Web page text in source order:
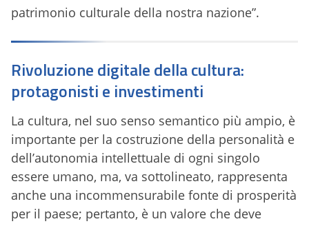
patrimonio culturale della nostra nazione”.
Rivoluzione digitale della cultura:
protagonisti e investimenti
La cultura, nel suo senso semantico più ampio, è
importante per la costruzione della personalità e
dell’autonomia intellettuale di ogni singolo
essere umano, ma, va sottolineato, rappresenta
anche una incommensurabile fonte di prosperità
per il paese; pertanto, è un valore che deve